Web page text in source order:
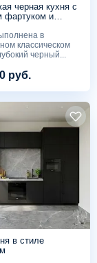
черная кухня с
фартуком и
в
классическом
черный...
руб.
в стиле